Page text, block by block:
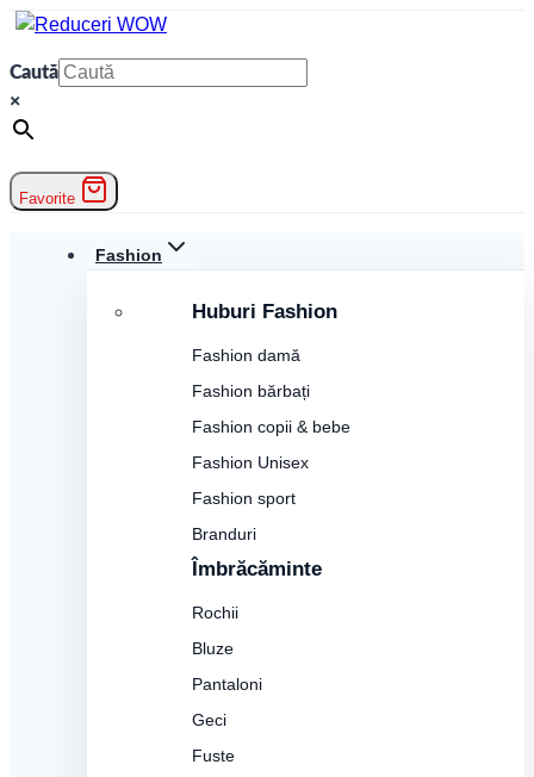
Skip
content
Caută
×
Favorite
Fashion
Huburi Fashion
Fashion damă
Fashion bărbați
Fashion copii & bebe
Fashion Unisex
Fashion sport
Branduri
Îmbrăcăminte
Rochii
Bluze
Pantaloni
Geci
Fuste